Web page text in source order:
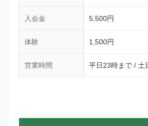
入会金 5,500円
体験 1,500円
営業時間 平日23時まで / 土